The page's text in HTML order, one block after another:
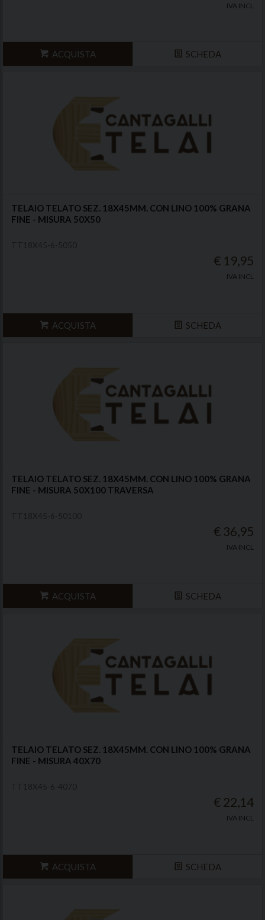
IVA INCL
ACQUISTA SCHEDA
TELAIO TELATO SEZ. 18X45MM. CON LINO 100% GRANA
FINE - MISURA 50X50
€ 19,95
IVA INCL
ACQUISTA SCHEDA
TELAIO TELATO SEZ. 18X45MM. CON LINO 100% GRANA
FINE - MISURA 50X100 TRAVERSA
€ 36,95
IVA INCL
ACQUISTA SCHEDA
TELAIO TELATO SEZ. 18X45MM. CON LINO 100% GRANA
FINE - MISURA 40X70
€ 22,14
IVA INCL
ACQUISTA SCHEDA